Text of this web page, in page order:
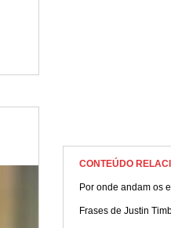
CONTEÚDO
Por onde andam os
Frases de Justin